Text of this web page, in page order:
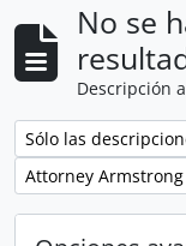
No se
Descripción
Remove filter:
Sólo las
Remove filter:
Attorney